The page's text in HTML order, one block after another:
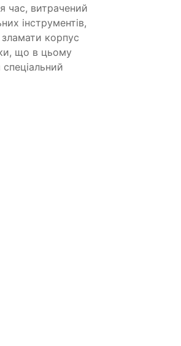
час, витрачений
інструментів,
корпус
що в цьому